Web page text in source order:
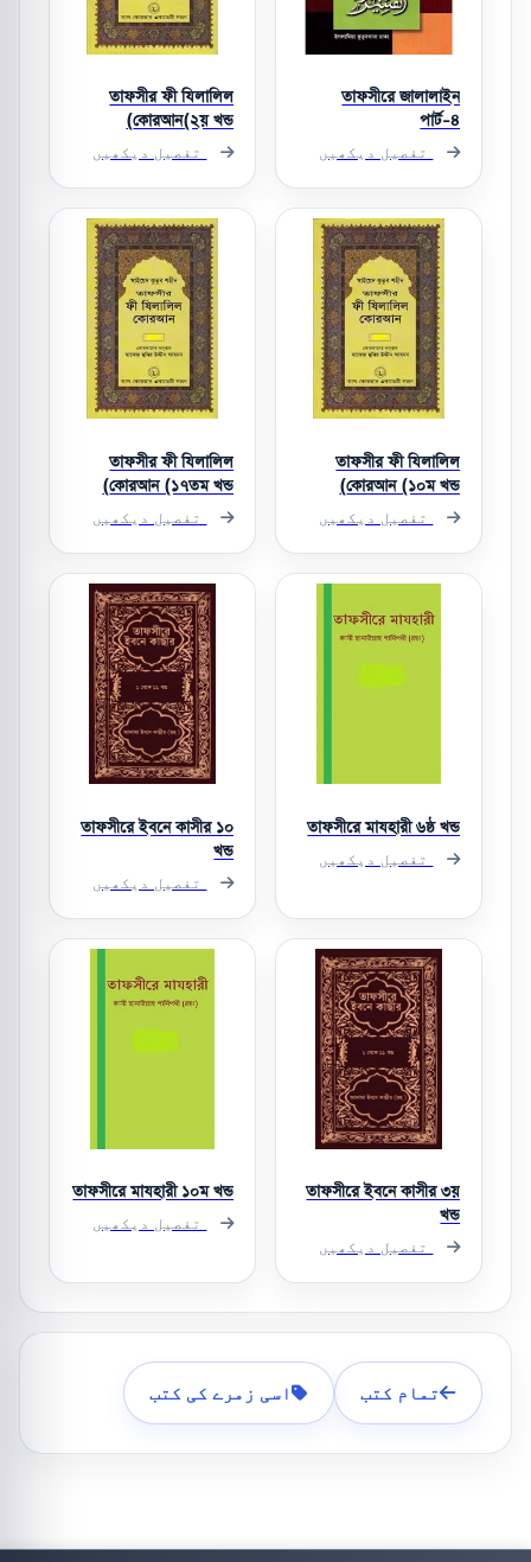
তাফসীরে জালালাইন
পার্ট-৪
تفصیل دیکھیں
তাফসীর ফী যিলালিল
কোরআন(২য় খন্ড)
تفصیل دیکھیں
তাফসীর ফী যিলালিল
কোরআন (১০ম খন্ড)
تفصیل دیکھیں
তাফসীর ফী যিলালিল
কোরআন (১৭তম খন্ড)
تفصیل دیکھیں
তাফসীরে মাযহারী ৬ষ্ঠ খন্ড
تفصیل دیکھیں
তাফসীরে ইবনে কাসীর ১০
খন্ড
تفصیل دیکھیں
তাফসীরে ইবনে কাসীর ৩য়
খন্ড
تفصیل دیکھیں
তাফসীরে মাযহারী ১০ম খন্ড
تفصیل دیکھیں
تمام کتب اسی زمرے کی کتب